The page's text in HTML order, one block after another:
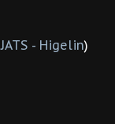
- Higelin)